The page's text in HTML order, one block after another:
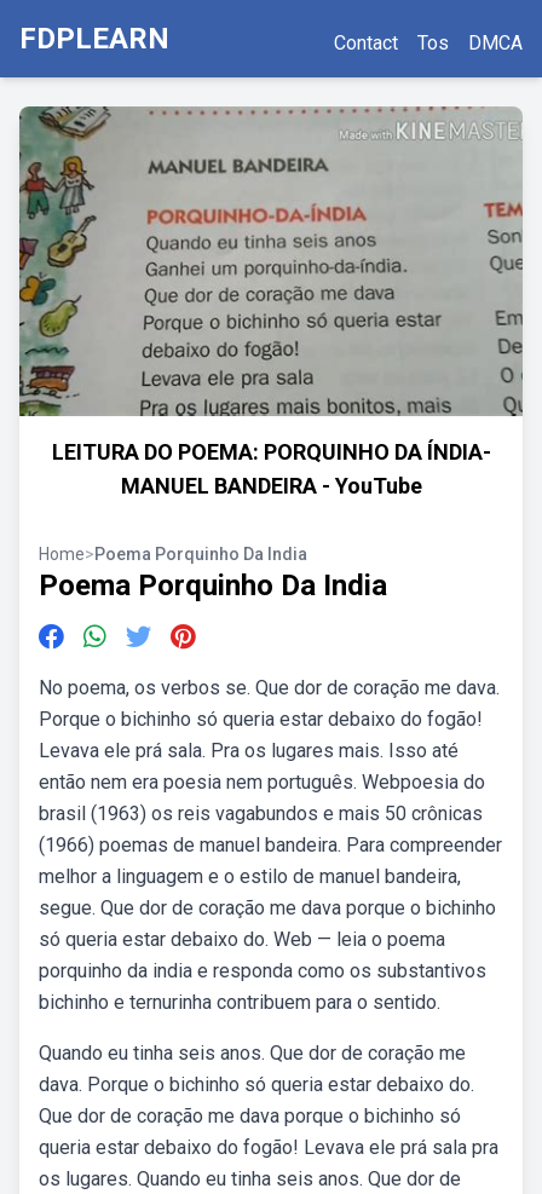
FDPLEARN Contact Tos DMCA
LEITURA DO POEMA: PORQUINHO DA ÍNDIA-
MANUEL BANDEIRA - YouTube
Home>Poema Porquinho Da India
Poema Porquinho Da India
No poema, os verbos se. Que dor de coração me dava.
Porque o bichinho só queria estar debaixo do fogão!
Levava ele prá sala. Pra os lugares mais. Isso até
então nem era poesia nem português. Webpoesia do
brasil (1963) os reis vagabundos e mais 50 crônicas
(1966) poemas de manuel bandeira. Para compreender
melhor a linguagem e o estilo de manuel bandeira,
segue. Que dor de coração me dava porque o bichinho
só queria estar debaixo do. Web — leia o poema
porquinho da india e responda como os substantivos
bichinho e ternurinha contribuem para o sentido.
Quando eu tinha seis anos. Que dor de coração me
dava. Porque o bichinho só queria estar debaixo do.
Que dor de coração me dava porque o bichinho só
queria estar debaixo do fogão! Levava ele prá sala pra
os lugares. Quando eu tinha seis anos. Que dor de